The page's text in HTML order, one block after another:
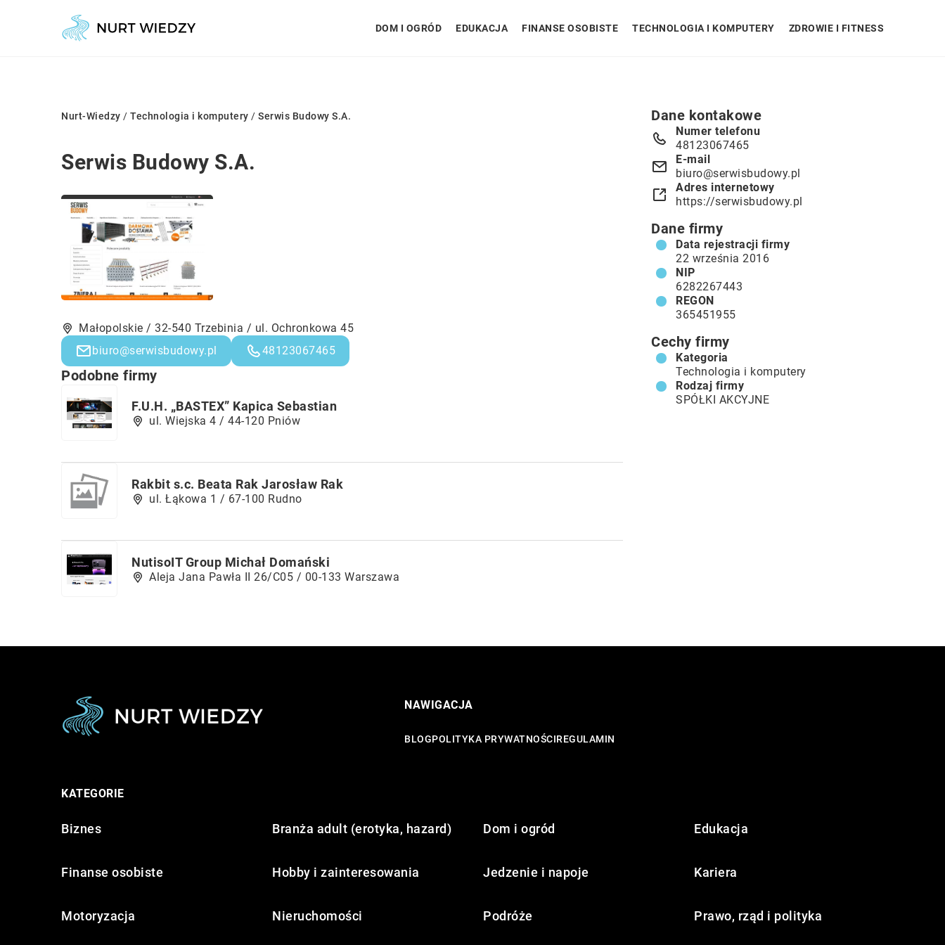
DOM I OGRÓD EDUKACJA FINANSE OSOBISTE TECHNOLOGIA I KOMPUTERY ZDROWIE I FITNESS
Nurt-Wiedzy / Technologia i komputery / Serwis Budowy S.A.
Serwis Budowy S.A.
Małopolskie / 32-540 Trzebinia / ul. Ochronkowa 45
biuro@serwisbudowy.pl
48123067465
Podobne firmy
F.U.H. „BASTEX” Kapica Sebastian
ul. Wiejska 4 / 44-120 Pniów
Rakbit s.c. Beata Rak Jarosław Rak
ul. Łąkowa 1 / 67-100 Rudno
NutisoIT Group Michał Domański
Aleja Jana Pawła II 26/C05 / 00-133 Warszawa
Dane kontakowe
Numer telefonu
48123067465
E-mail
biuro@serwisbudowy.pl
Adres internetowy
https://serwisbudowy.pl
Dane firmy
Data rejestracji firmy
22 września 2016
NIP
6282267443
REGON
365451955
Cechy firmy
Kategoria
Technologia i komputery
Rodzaj firmy
SPÓŁKI AKCYJNE
NAWIGACJA
BLOGPOLITYKA PRYWATNOŚCIREGULAMIN
KATEGORIE
Biznes Branża adult (erotyka, hazard) Dom i ogród Edukacja
Finanse osobiste Hobby i zainteresowania Jedzenie i napoje Kariera
Motoryzacja Nieruchomości Podróże Prawo, rząd i polityka